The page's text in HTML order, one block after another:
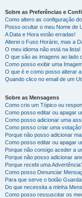
Sobre as Preferências e
Como altero as configuração
Posso ocultar o meu Nome de
A Data e Hora estão erradas!
Alterei o Fuso Horário, mas a
O meu idioma não está na lista!
O que são as imagens ao lado
Como posso exibir uma
O que é e como posso alterar
Quando clico no email de um
Sobre as Mensagens
Como crio um Tópico ou
Como posso editar ou apagar
Como posso adicionar uma
Como posso criar uma
Porque não posso adicionar
Como posso editar ou apagar
Porque não consigo aceder a
Porque não posso adicionar
Porque recebi uma
Como posso Denunciar
Para que serve o botão
Do que necessita a minha
Como posso ressuscitar os